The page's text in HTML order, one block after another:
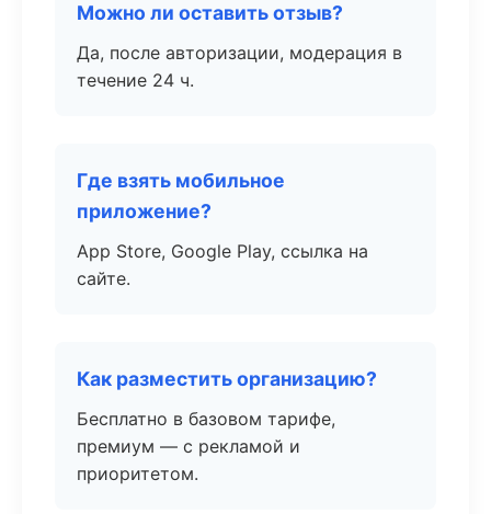
Можно ли оставить отзыв?
Да, после авторизации, модерация в
течение 24 ч.
Где взять мобильное
приложение?
App Store, Google Play, ссылка на
сайте.
Как разместить организацию?
Бесплатно в базовом тарифе,
премиум — с рекламой и
приоритетом.